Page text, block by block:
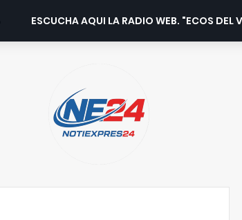
ESCUCHA AQUI LA RADIO WEB. "ECOS DEL